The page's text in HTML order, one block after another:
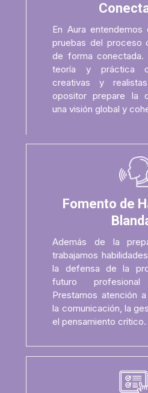
En Aura entendemos
pruebas del proceso
de forma conectada.
teoría y práctica
creativas y
opositor prepare la
una visión global y
Fomento de
Además de la
trabajamos
la defensa de la
futuro
Prestamos atención
la comunicación, la
el pensamiento crítico.